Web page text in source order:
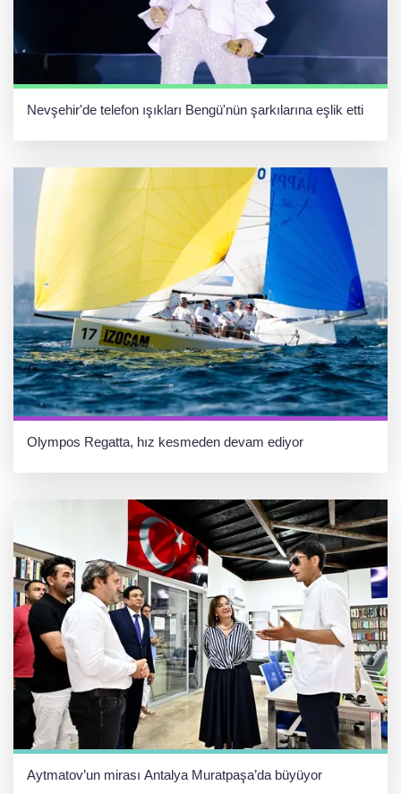
Nevşehir'de telefon ışıkları Bengü'nün şarkılarına eşlik etti
Olympos Regatta, hız kesmeden devam ediyor
Aytmatov’un mirası Antalya Muratpaşa’da büyüyor